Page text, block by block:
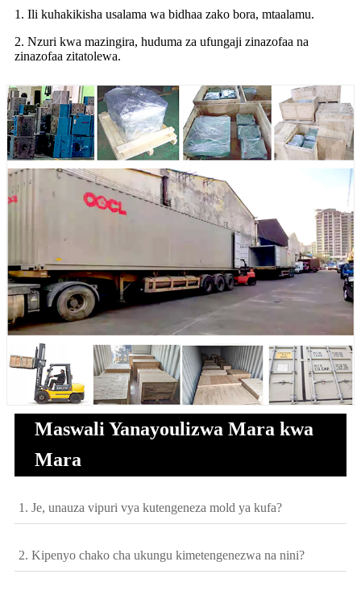
1. Ili kuhakikisha usalama wa bidhaa zako bora, mtaalamu.
2. Nzuri kwa mazingira, huduma za ufungaji zinazofaa na
zinazofaa zitatolewa.
Maswali Yanayoulizwa Mara kwa
Mara
1. Je, unauza vipuri vya kutengeneza mold ya kufa?
2. Kipenyo chako cha ukungu kimetengenezwa na nini?